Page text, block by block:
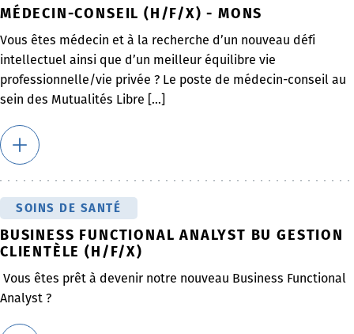
MÉDECIN-CONSEIL (H/F/X) - MONS
Vous êtes médecin et à la recherche d’un nouveau défi
intellectuel ainsi que d’un meilleur équilibre vie
professionnelle/vie privée ? Le poste de médecin-conseil au
sein des Mutualités Libre [...]
SOINS DE SANTÉ
BUSINESS FUNCTIONAL ANALYST BU GESTION
CLIENTÈLE (H/F/X)
Vous êtes prêt à devenir notre nouveau Business Functional
Analyst ?